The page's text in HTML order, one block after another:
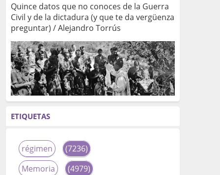
Quince datos que no conoces de la Guerra
Civil y de la dictadura (y que te da vergüenza
preguntar) / Alejandro Torrús
ETIQUETAS
régimen
(7236)
Memoria
(4979)